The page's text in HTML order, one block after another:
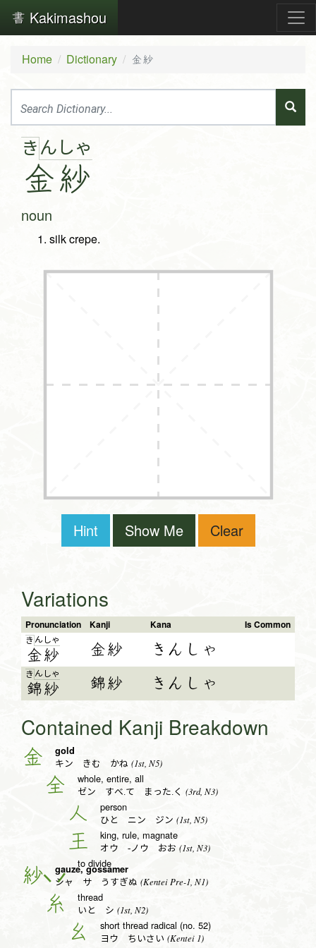
Kakimashou
Home Dictionary 金紗
き ん
金
しゃ
紗
noun
silk crepe.
Hint Show Me Clear
Variations
Pronunciation Kanji Kana Is Common
き ん
金
しゃ
紗 金紗 きんしゃ
き ん
錦
しゃ
紗 錦紗 きんしゃ
Contained Kanji Breakdown
金 gold
キン きむ かね (1st, N5)
全 whole, entire, all
ゼン すべ.て まった.く (3rd, N3)
人 person
ひと ニン ジン (1st, N5)
王 king, rule, magnate
オウ -ノウ おお (1st, N3)
to divide
紗 gauze, gossamer
シャ サ うすぎぬ (Kentei Pre-1, N1)
糸 thread
いと シ (1st, N2)
幺 short thread radical (no. 52)
ヨウ ちいさい (Kentei 1)